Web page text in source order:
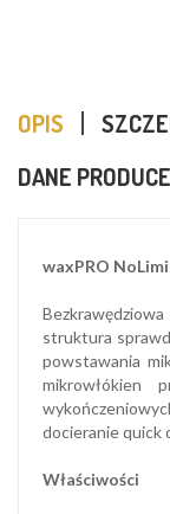
OPIS
DANE
waxPRO
struktura
powstawania
mikrowłókien
docieranie quick
Właściwości